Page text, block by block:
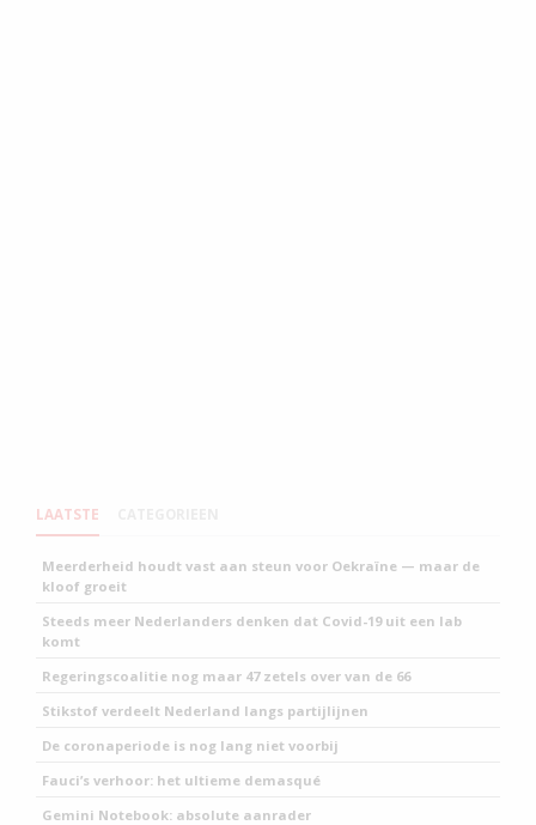
LAATSTE
Meerderheid houdt vast aan steun voor Oekraïne — maar de
kloof groeit
Steeds meer Nederlanders denken dat Covid-19 uit een lab
komt
Regeringscoalitie nog maar 47 zetels over van de 66
Stikstof verdeelt Nederland langs partijlijnen
De coronaperiode is nog lang niet voorbij
Fauci’s verhoor: het ultieme demasqué
Gemini Notebook: absolute aanrader